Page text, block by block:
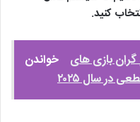
خواندن
گران بازی های
در سال ۲۰۲۵